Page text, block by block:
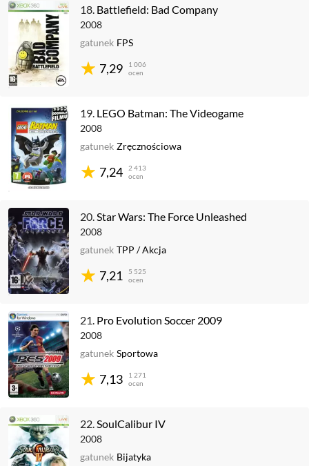
18. Battlefield: Bad Company
2008
7,29
1 006
ocen
gatunek FPS
19. LEGO Batman: The Videogame
2008
7,24
2 413
ocen
gatunek Zręcznościowa
20.Star Wars: The Force Unleashed
2008
7,21
5 525
ocen
gatunek TPP /Akcja
21. Pro Evolution Soccer 2009
2008
7,13
1 271
ocen
gatunek Sportowa
22.SoulCalibur IV
2008
gatunek Bijatyka